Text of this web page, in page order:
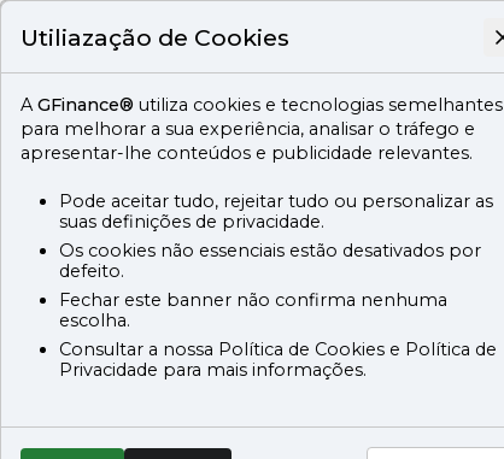
Utiliazação de Cookies
AGFinance® utiliza cookies e tecnologias semelhantes
para melhorar a sua experiência, analisar o tráfego e
apresentar-lhe conteúdos e publicidade relevantes.
Pode aceitar tudo, rejeitar tudo ou personalizar as
suas definições de privacidade.
Os cookies não essenciais estão desativados por
defeito.
Fechar este banner não confirma nenhuma
escolha.
Consultar a nossa Política de Cookies e Política de
Privacidade para mais informações.